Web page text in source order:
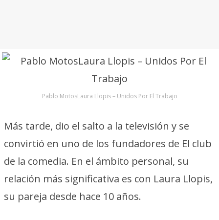
Pablo MotosLaura Llopis – Unidos Por El Trabajo
Más tarde, dio el salto a la televisión y se
convirtió en uno de los fundadores de El club
de la comedia. En el ámbito personal, su
relación más significativa es con Laura Llopis,
su pareja desde hace 10 años.